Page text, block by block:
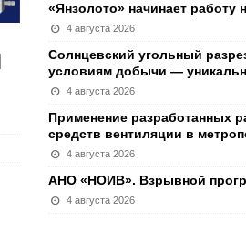
«Янзолото» начинает работу
4 августа 2026
Солнцевский угольный
условиям добычи —
4 августа 2026
Применение разработанных
средств вентиляции в
4 августа 2026
АНО «НОИВ». Взрывной
4 августа 2026